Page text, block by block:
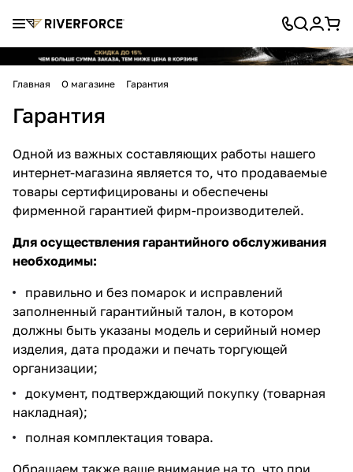
Главная О магазине Гарантия
Гарантия
Одной из важных составляющих работы нашего
интернет-магазина является то, что продаваемые
товары сертифицированы и обеспечены
фирменной гарантией фирм-производителей.
Для осуществления гарантийного обслуживания
необходимы:
правильно и без помарок и исправлений
заполненный гарантийный талон, в котором
должны быть указаны модель и серийный номер
изделия, дата продажи и печать торгующей
организации;
документ, подтверждающий покупку (товарная
накладная);
полная комплектация товара.
Обращаем также ваше внимание на то, что при